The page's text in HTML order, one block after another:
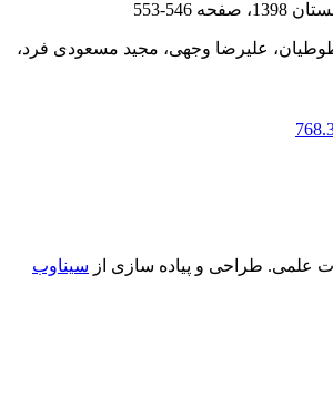
546-553
طوطیان، علیرضا وجهی، مجید مسعودی فرد،
علمی. طراحی و پیاده سازی از سیناوب